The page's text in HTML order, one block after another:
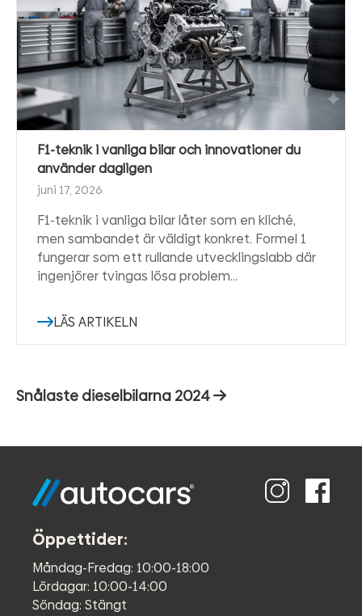
F1-teknik i vanliga bilar och innovationer du
använder dagligen
juni 17, 2026
F1-teknik i vanliga bilar låter som en kliché,
men sambandet är väldigt konkret. Formel 1
fungerar som ett rullande utvecklingslabb där
ingenjörer tvingas lösa problem…
LÄS ARTIKELN
Inläggsnavigering
Snålaste dieselbilarna 2024
Nästa
Öppettider:
Måndag-Fredag: 10:00-18:00
Lördagar: 10:00-14:00
Söndag: Stängt